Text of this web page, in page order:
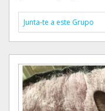
Junta-te a este Grupo